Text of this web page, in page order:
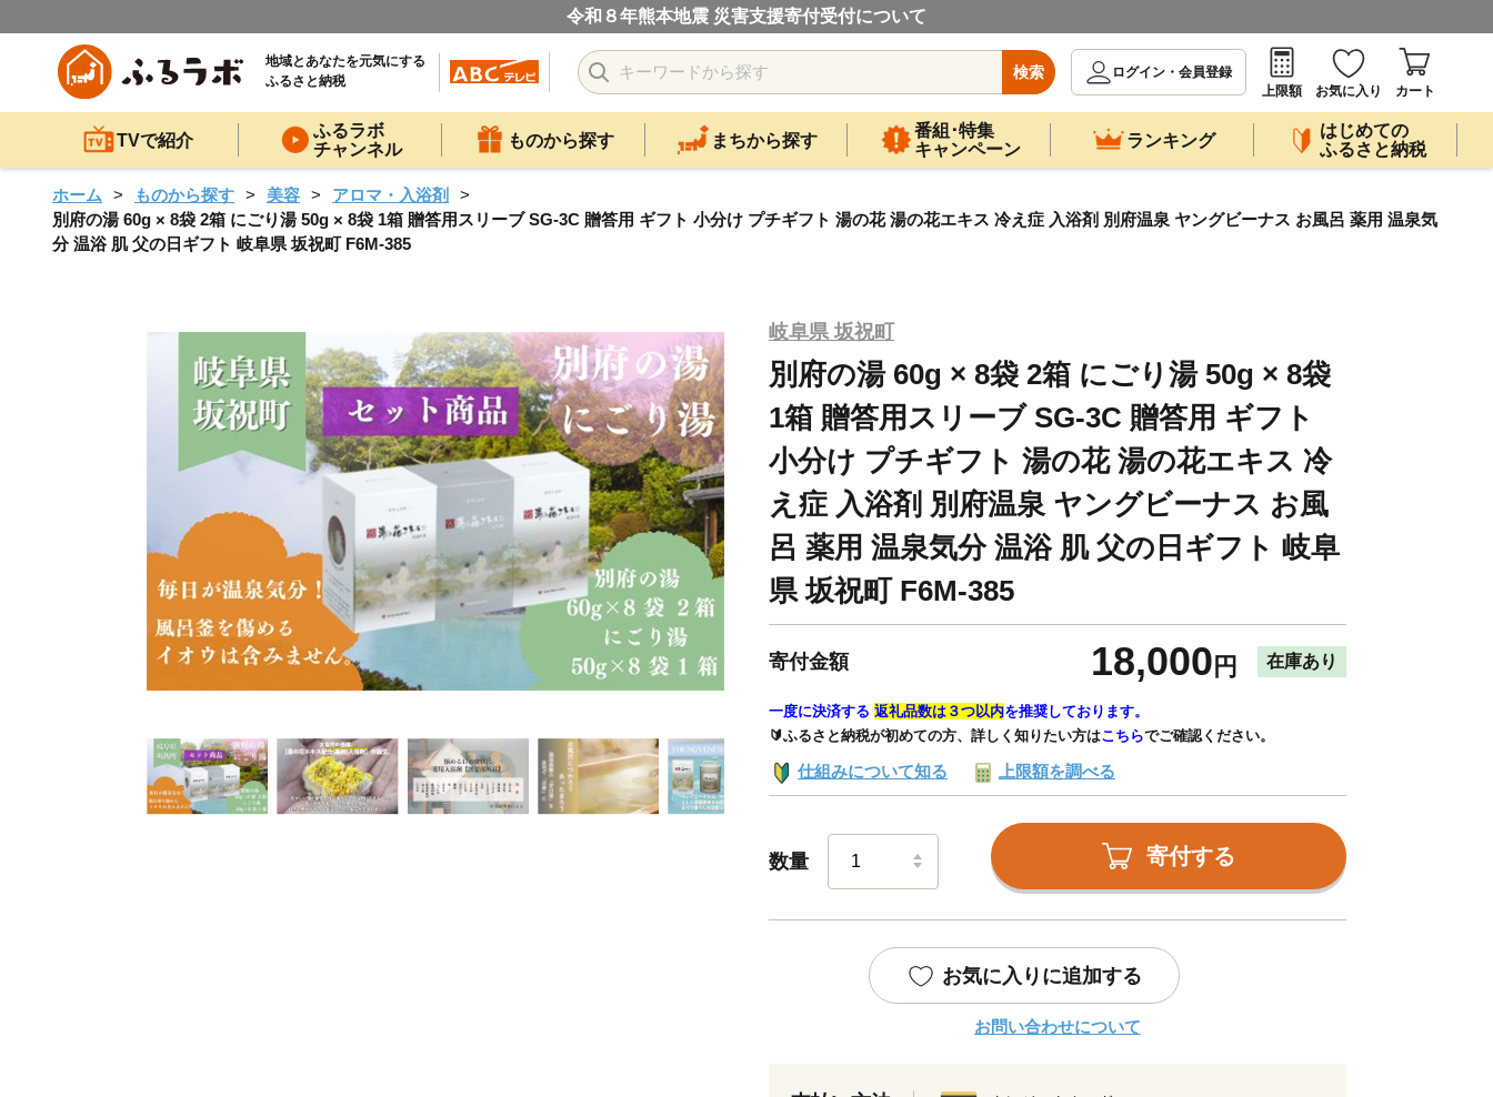
令和８年熊本地震 災害支援寄付受付について
地域とあなたを元気にする
ふるさと納税
検索
ログイン・会員登録
上限額
お気に入り カート
TVで紹介
ふるラボ
チャンネル
ものから探す まちから探す
番組･特集
キャンペーン
ランキング
はじめての
ふるさと納税
ホーム ものから探す 美容
アロマ・入浴剤
別府の湯 60g × 8袋 2箱 にごり湯 50g × 8袋 1箱 贈答用スリーブ SG-3C 贈答用 ギフト 小分け プチギフト 湯の花 湯の花エキス 冷え症 入浴剤 別府温泉 ヤングビーナス お風呂 薬用 温泉気
分 温浴 肌 父の日ギフト 岐阜県 坂祝町 F6M-385
岐阜県 坂祝町
別府の湯 60g × 8袋 2箱 にごり湯 50g × 8袋
1箱 贈答用スリーブ SG-3C 贈答用 ギフト
小分け プチギフト 湯の花 湯の花エキス 冷
え症 入浴剤 別府温泉 ヤングビーナス お風
呂 薬用 温泉気分 温浴 肌 父の日ギフト 岐阜
県 坂祝町 F6M-385
寄付金額 18,000 円 在庫あり
一度に決済する 返礼品数は３つ以内を推奨しております。
🔰ふるさと納税が初めての方、詳しく知りたい方はこちらでご確認ください。
仕組みについて知る 上限額を調べる
数量 寄付する
お気に入りに追加する
お問い合わせについて